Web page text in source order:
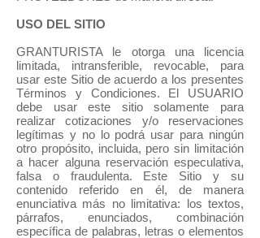
USO DEL SITIO
GRANTURISTA le otorga una licencia
limitada, intransferible, revocable, para
usar este Sitio de acuerdo a los presentes
Términos y Condiciones. El USUARIO
debe usar este sitio solamente para
realizar cotizaciones y/o reservaciones
legítimas y no lo podrá usar para ningún
otro propósito, incluida, pero sin limitación
a hacer alguna reservación especulativa,
falsa o fraudulenta. Este Sitio y su
contenido referido en él, de manera
enunciativa más no limitativa: los textos,
párrafos, enunciados, combinación
específica de palabras, letras o elementos